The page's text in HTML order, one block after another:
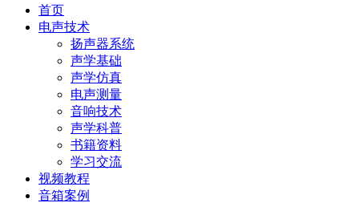
首页
电声技术
扬声器系统
声学基础
声学仿真
电声测量
音响技术
声学科普
书籍资料
学习交流
视频教程
音箱案例